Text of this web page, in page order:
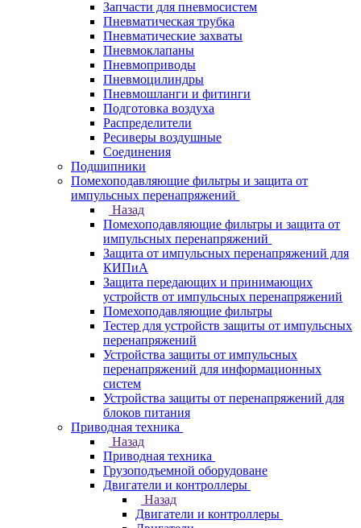
Запчасти для пневмосистем
Пневматическая трубка
Пневматические захваты
Пневмоклапаны
Пневмоприводы
Пневмоцилиндры
Пневмошланги и фитинги
Подготовка воздуха
Распределители
Ресиверы воздушные
Соединения
Подшипники
Помехоподавляющие фильтры и защита от
импульсных перенапряжений
Назад
Помехоподавляющие фильтры и защита от
импульсных перенапряжений
Защита от импульсных перенапряжений для
КИПиА
Защита передающих и принимающих
устройств от импульсных перенапряжений
Помехоподавляющие фильтры
Тестер для устройств защиты от импульсных
перенапряжений
Устройства защиты от импульсных
перенапряжений для информационных
систем
Устройства защиты от перенапряжений для
блоков питания
Приводная техника
Назад
Приводная техника
Грузоподъемной оборудоване
Двигатели и контроллеры
Назад
Двигатели и контроллеры